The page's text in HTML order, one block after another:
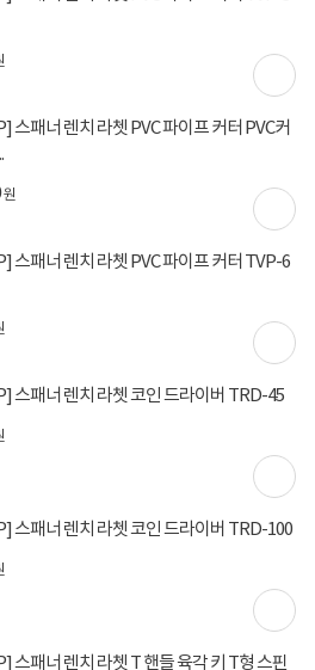
스패너 렌치 라쳇 PVC 파이프 커터 PVC커
원
스패너 렌치 라쳇 PVC 파이프 커터 TVP-6
스패너 렌치 라쳇 코인 드라이버 TRD-45
스패너 렌치 라쳇 코인 드라이버 TRD-100
스패너 렌치 라쳇 T 핸들 육각 키 T형 스핀